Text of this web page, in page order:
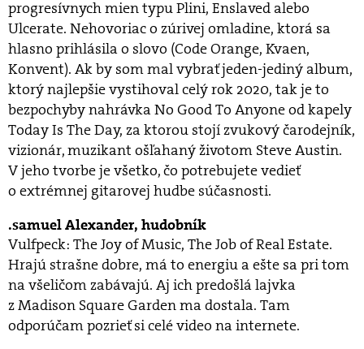
progresívnych mien typu Plini, Enslaved alebo
Ulcerate. Nehovoriac o zúrivej omladine, ktorá sa
hlasno prihlásila o slovo (Code Orange, Kvaen,
Konvent). Ak by som mal vybrať jeden-jediný album,
ktorý najlepšie vystihoval celý rok 2020, tak je to
bezpochyby nahrávka No Good To Anyone od kapely
Today Is The Day, za ktorou stojí zvukový čarodejník,
vizionár, muzikant ošľahaný životom Steve Austin.
V jeho tvorbe je všetko, čo potrebujete vedieť
o extrémnej gitarovej hudbe súčasnosti.
samuel Alexander, hudobník
Vulfpeck: The Joy of Music, The Job of Real Estate.
Hrajú strašne dobre, má to energiu a ešte sa pri tom
na všeličom zabávajú. Aj ich predošlá lajvka
z Madison Square Garden ma dostala. Tam
odporúčam pozrieť si celé video na internete.